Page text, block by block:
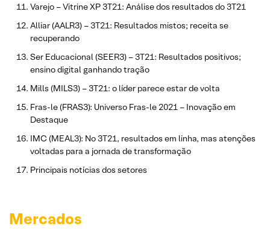
Varejo – Vitrine XP 3T21: Análise dos resultados do 3T21
Alliar (AALR3) – 3T21: Resultados mistos; receita se
recuperando
Ser Educacional (SEER3) – 3T21: Resultados positivos;
ensino digital ganhando tração
Mills (MILS3) – 3T21: o líder parece estar de volta
Fras-le (FRAS3): Universo Fras-le 2021 – Inovação em
Destaque
IMC (MEAL3): No 3T21, resultados em linha, mas atenções
voltadas para a jornada de transformação
Principais notícias dos setores
Mercados